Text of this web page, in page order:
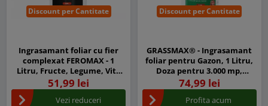
Discount per Cantitate
Ingrasamant foliar cu fier
complexat FEROMAX - 1
Litru, Fructe, Legume, Vita
de vie
51,99 lei
Vezi reduceri
Discount per Cantitate
GRASSMAX® - Ingrasamant
foliar pentru Gazon, 1 Litru,
Doza pentru 3.000 mp,
Dezvolta radacina si firul de
iarba
74,99 lei
Profita acum